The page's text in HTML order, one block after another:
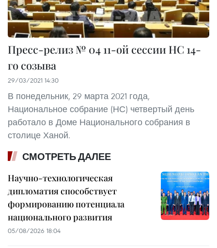
Пресс-релиз № 04 11-ой сессии НС 14-
го созыва
29/03/2021 14:30
В понедельник, 29 марта 2021 года,
Национальное собрание (НС) четвертый день
работало в Доме Национального собрания в
столице Ханой.
СМОТРЕТЬ ДАЛЕЕ
Научно-технологическая
дипломатия способствует
формированию потенциала
национального развития
05/08/2026 18:04